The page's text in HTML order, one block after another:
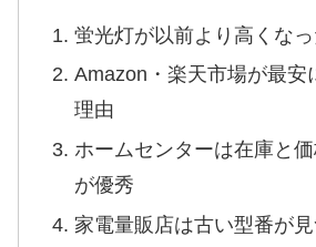
蛍光灯が以前より高くな
Amazon・楽天市場が最安
理由
ホームセンターは在庫と
が優秀
家電量販店は古い型番が